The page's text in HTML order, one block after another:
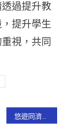
過提升教
提升學生
視，共同